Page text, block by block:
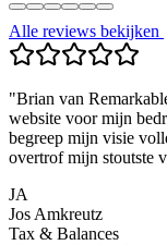
Alle reviews bekijken
"Brian van
website voor mijn
begreep mijn visie
overtrof mijn stoutste
JA
Jos Amkreutz
Tax & Balances